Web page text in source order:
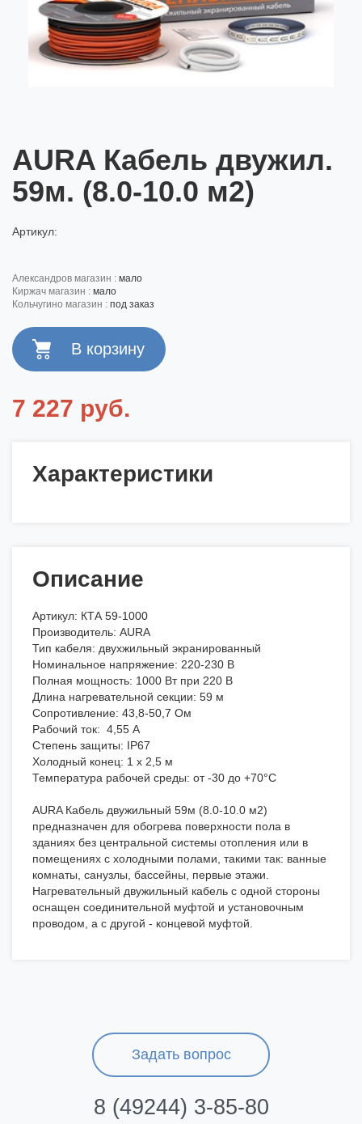
AURA Кабель двужил.
59м. (8.0-10.0 м2)
Артикул:
александров магазин : мало
киржач магазин : мало
кольчугино магазин : под заказ
7 227 руб.
Характеристики
Описание
Артикул: КТА 59-1000
Производитель: AURA
Тип кабеля: двухжильный экранированный
Номинальное напряжение: 220-230 В
Полная мощность: 1000 Вт при 220 В
Длина нагревательной секции: 59 м
Сопротивление: 43,8-50,7 Ом
Рабочий ток: 4,55 А
Степень защиты: IP67
Холодный конец: 1 х 2,5 м
Температура рабочей среды: от -30 до +70°C
AURA Кабель двужильный 59м (8.0-10.0 м2)
предназначен для обогрева поверхности пола в
зданиях без центральной системы отопления или в
помещениях с холодными полами, такими так: ванные
комнаты, санузлы, бассейны, первые этажи.
Нагревательный двужильный кабель с одной стороны
оснащен соединительной муфтой и установочным
проводом, а с другой - концевой муфтой.
Задать вопрос
8 (49244) 3-85-80